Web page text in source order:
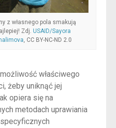
z własnego pola smakują
Zdj. USAID/Sayora
, CC BY-NC-ND 2.0
właściwego
żeby uniknąć jej
opiera się na
metodach uprawiania